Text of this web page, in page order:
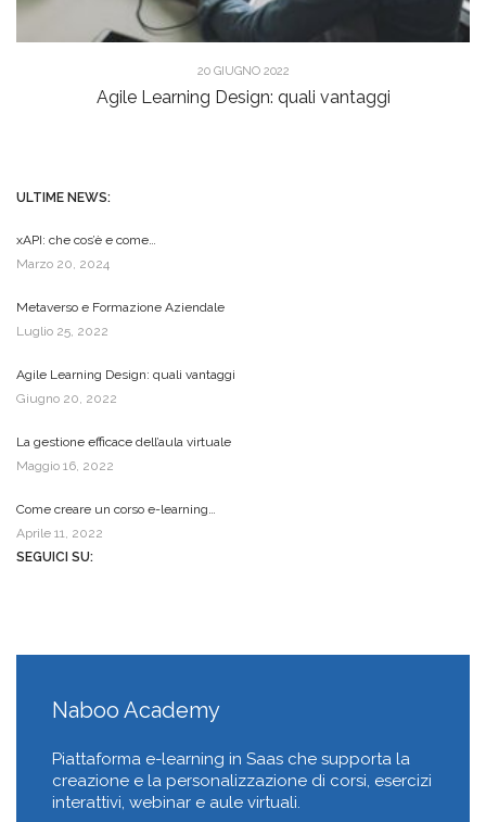
20 GIUGNO 2022
Agile Learning Design: quali vantaggi
ULTIME NEWS:
xAPI: che cos’è e come…
Marzo 20, 2024
Metaverso e Formazione Aziendale
Luglio 25, 2022
Agile Learning Design: quali vantaggi
Giugno 20, 2022
La gestione efficace dell’aula virtuale
Maggio 16, 2022
Come creare un corso e-learning…
Aprile 11, 2022
SEGUICI SU:
Naboo Academy
Piattaforma e-learning in Saas che supporta la
creazione e la personalizzazione di corsi, esercizi
interattivi, webinar e aule virtuali.